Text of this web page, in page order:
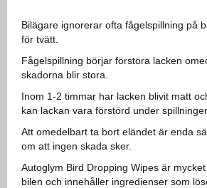
Bilägare ignorerar ofta fågelspillning på
för tvätt.
Fågelspillning börjar förstöra lacken
skadorna blir stora.
Inom 1-2 timmar har lacken blivit matt
kan lackan vara förstörd under
Att omedelbart ta bort eländet är enda
om att ingen skada sker.
Autoglym Bird Dropping Wipes är
bilen och innehåller ingredienser som